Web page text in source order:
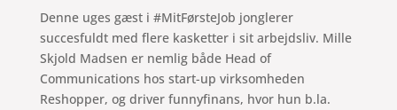
Denne uges gæst i #MitFørsteJob jonglerer
succesfuldt med flere kasketter i sit arbejdsliv. Mille
Skjold Madsen er nemlig både Head of
Communications hos start-up virksomheden
Reshopper, og driver funnyfinans, hvor hun b.la.